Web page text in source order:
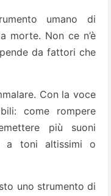
umano di
morte. Non ce n’è
da fattori che
Con la voce
come rompere
più suoni
a toni altissimi o
uno strumento di